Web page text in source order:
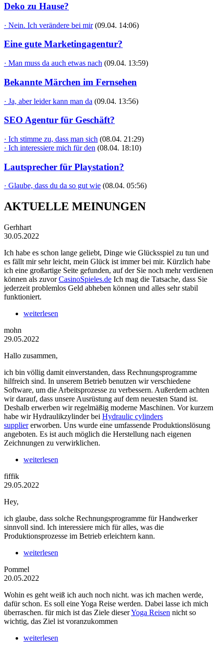
Deko zu Hause?
· Nein. Ich verändere bei mir (09.04. 14:06)
Eine gute Marketingagentur?
· Man muss da auch etwas nach (09.04. 13:59)
Bekannte Märchen im Fernsehen
· Ja, aber leider kann man da (09.04. 13:56)
SEO Agentur für Geschäft?
· Ich stimme zu, dass man sich (08.04. 21:29)
· Ich interessiere mich für den (08.04. 18:10)
Lautsprecher für Playstation?
· Glaube, dass du da so gut wie (08.04. 05:56)
AKTUELLE MEINUNGEN
Gerhhart
30.05.2022
Ich habe es schon lange geliebt, Dinge wie Glücksspiel zu tun und
es fällt mir sehr leicht, mein Glück ist immer bei mir. Kürzlich habe
ich eine großartige Seite gefunden, auf der Sie noch mehr verdienen
können als zuvorCasinoSpieles.de Ich mag die Tatsache, dass Sie
jederzeit problemlos Geld abheben können und alles sehr stabil
funktioniert.
weiterlesen
mohn
29.05.2022
Hallo zusammen,
ich bin völlig damit einverstanden, dass Rechnungsprogramme
hilfreich sind. In unserem Betrieb benutzen wir verschiedene
Software, um die Arbeitsprozesse zu verbessern. Außerdem achten
wir darauf, dass unsere Ausrüstung auf dem neuesten Stand ist.
Deshalb erwerben wir regelmäßig moderne Maschinen. Vor kurzem
habe wir Hydraulikzylinder bei Hydraulic cylinders
suppliererworben. Uns wurde eine umfassende Produktionslösung
angeboten. Es ist auch möglich die Herstellung nach eigenen
Zeichnungen zu verwirklichen.
weiterlesen
fiffik
29.05.2022
Hey,
ich glaube, dass solche Rechnungsprogramme für Handwerker
sinnvoll sind. Ich interessiere mich für alles, was die
Produktionsprozesse im Betrieb erleichtern kann.
weiterlesen
Pommel
20.05.2022
Wohin es geht weiß ich auch noch nicht. was ich machen werde,
dafür schon. Es soll eine Yoga Reise werden. Dabei lasse ich mich
überraschen. für mich ist das Ziele dieserYoga Reisen nicht so
wichtig, das Ziel ist voranzukommen
weiterlesen